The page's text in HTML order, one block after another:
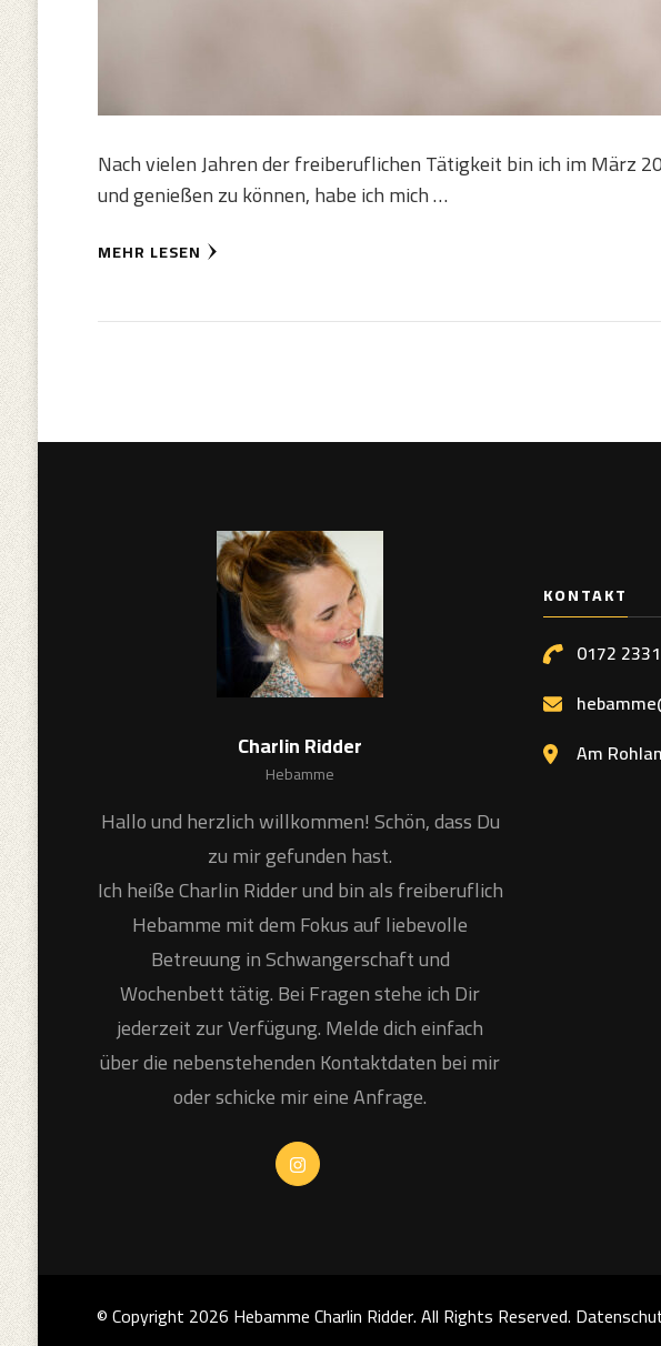
Nach vielen Jahren der freiberuflichen Tätigkeit bin ich im März
und genießen zu können, habe ich mich …
MEHR LESEN
Charlin Ridder
Hebamme
Hallo und herzlich willkommen! Schön, dass Du
zu mir gefunden hast.
Ich heiße Charlin Ridder und bin als freiberuflich
Hebamme mit dem Fokus auf liebevolle
Betreuung in Schwangerschaft und
Wochenbett tätig. Bei Fragen stehe ich Dir
jederzeit zur Verfügung. Melde dich einfach
über die nebenstehenden Kontaktdaten bei mir
oder schicke mir eine Anfrage.
KONTAKT
0172
Am
© Copyright 2026 Hebamme Charlin Ridder. All Rights Reserved.